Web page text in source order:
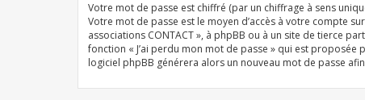
Votre mot de passe est chiffré (par un chiffrage à sens
Votre mot de passe est le moyen d’accès à votre compte
associations CONTACT », à phpBB ou à un site de tierce
fonction « J’ai perdu mon mot de passe » qui est
logiciel phpBB générera alors un nouveau mot de passe